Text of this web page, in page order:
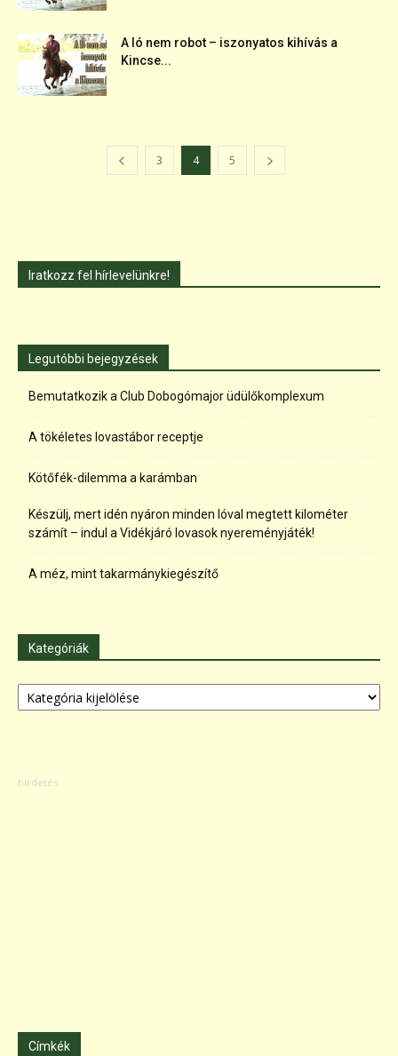
A ló nem robot – iszonyatos kihívás a
Kincse...
3 4 5
Iratkozz fel hírlevelünkre!
Legutóbbi bejegyzések
Bemutatkozik a Club Dobogómajor üdülőkomplexum
A tökéletes lovastábor receptje
Kötőfék-dilemma a karámban
Készülj, mert idén nyáron minden lóval megtett kilométer
számít – indul a Vidékjáró lovasok nyereményjáték!
A méz, mint takarmánykiegészítő
Kategóriák
Kategóriák
Címkék